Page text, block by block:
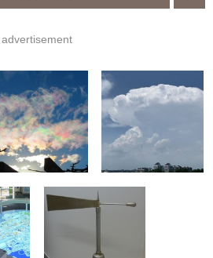
advertisement